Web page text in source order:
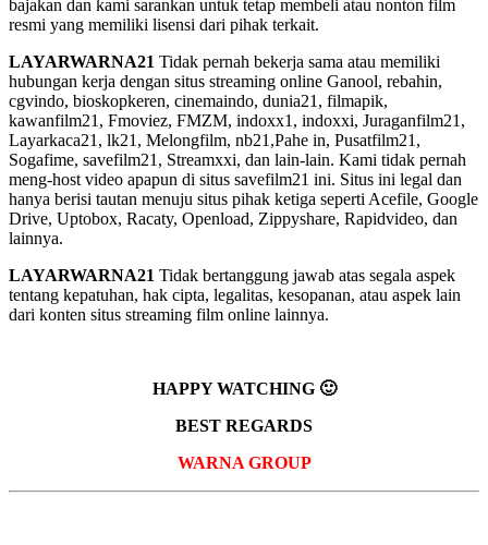
bajakan dan kami sarankan untuk tetap membeli atau nonton film
resmi yang memiliki lisensi dari pihak terkait.
LAYARWARNA21 Tidak pernah bekerja sama atau memiliki
hubungan kerja dengan situs streaming online Ganool, rebahin,
cgvindo, bioskopkeren, cinemaindo, dunia21, filmapik,
kawanfilm21, Fmoviez, FMZM, indoxx1, indoxxi, Juraganfilm21,
Layarkaca21, lk21, Melongfilm, nb21,Pahe in, Pusatfilm21,
Sogafime, savefilm21, Streamxxi, dan lain-lain. Kami tidak pernah
meng-host video apapun di situs savefilm21 ini. Situs ini legal dan
hanya berisi tautan menuju situs pihak ketiga seperti Acefile, Google
Drive, Uptobox, Racaty, Openload, Zippyshare, Rapidvideo, dan
lainnya.
LAYARWARNA21 Tidak bertanggung jawab atas segala aspek
tentang kepatuhan, hak cipta, legalitas, kesopanan, atau aspek lain
dari konten situs streaming film online lainnya.
HAPPY WATCHING 🙂
BEST REGARDS
WARNA GROUP